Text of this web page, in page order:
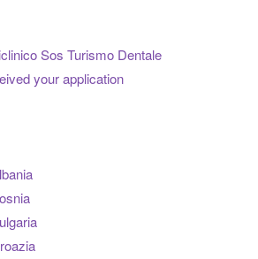
Sos Turismo Dentale
your application